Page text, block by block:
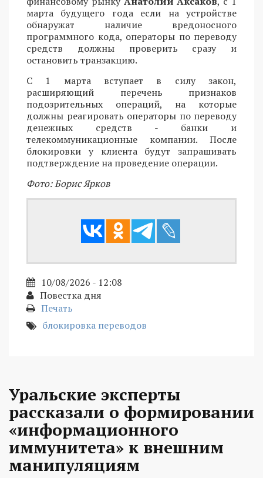
марта будущего года если на устройстве
обнаружат наличие вредоносного
программного кода, операторы по переводу
средств должны проверить сразу и
остановить транзакцию.
С 1 марта вступает в силу закон,
расширяющий перечень признаков
подозрительных операций, на которые
должны реагировать операторы по переводу
денежных средств - банки и
телекоммуникационные компании. После
блокировки у клиента будут запрашивать
подтверждение на проведение операции.
Фото: Борис Ярков
10/08/2026 - 12:08
Повестка дня
Печать
блокировка переводов
Уральские эксперты
рассказали о формировании
«информационного
иммунитета» к внешним
манипуляциям